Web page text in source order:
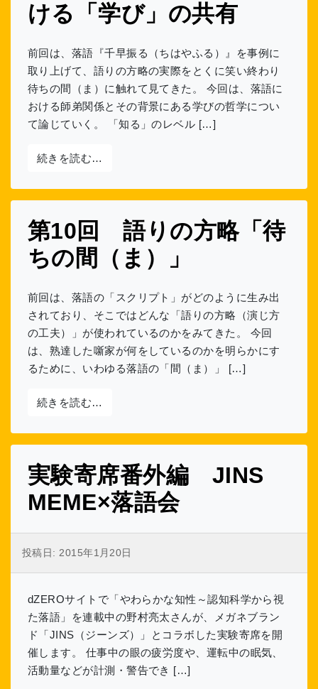
ける「学び」の共有
前回は、落語『千早振る（ちはやふる）』を事例に
取り上げて、語りの方略の実際をとくに笑い終わり
待ちの間（ま）に触れて見てきた。 今回は、落語に
おける師弟関係とその背景にある学びの哲学につい
て論じていく。 「知る」のレベル […]
続きを読む…
第10回 語りの方略「待
ちの間（ま）」
前回は、落語の「スクリプト」がどのように生み出
されており、そこではどんな「語りの方略（演じ方
の工夫）」が使われているのかをみてきた。 今回
は、熟達した噺家が何をしているのかを明らかにす
るために、いわゆる落語の「間（ま）」 […]
続きを読む…
実験寄席番外編 JINS
MEME×落語会
投稿日: 2015年1月20日
dZEROサイトで「やわらかな知性～認知科学から視
た落語」を連載中の野村亮太さんが、メガネブラン
ド「JINS（ジーンズ）」とコラボした実験寄席を開
催します。 仕事中の眼の疲労度や、運転中の眠気、
活動量などが計測・警告でき […]